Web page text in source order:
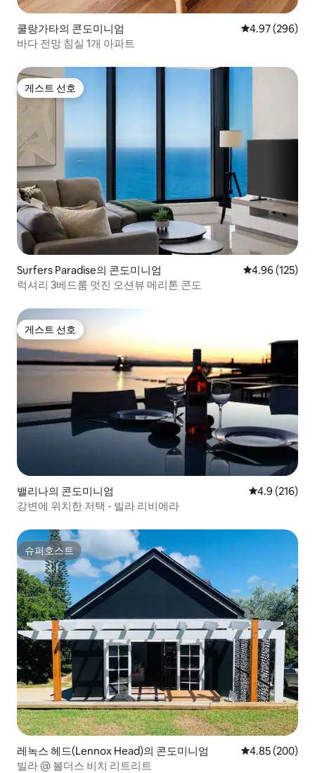
쿨랑가타의 콘도미니엄 평점 4.97점(5
4.97 (296)
바다 전망 침실 1개 아파트
게스트 선호
게스트 선호
Surfers Paradise의 콘도미니엄 평점 4.96점(5
4.96 (125)
럭셔리 3베드룸 멋진 오션뷰 메리톤 콘도
게스트 선호
게스트 선호
밸리나의 콘도미니엄 평점 4.9점(5
4.9 (216)
강변에 위치한 저택 - 빌라 리비에라
슈퍼호스트
슈퍼호스트
레녹스 헤드(Lennox Head)의 콘도미니엄 평점 4.85점(5
4.85 (200)
빌라 @ 볼더스 비치 리트리트